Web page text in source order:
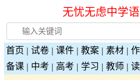
无忧无虑中学
首页 | 试卷 | 课件 | 教案 | 素材 |
备课 | 中考 | 高考 | 学习 | 教师 |